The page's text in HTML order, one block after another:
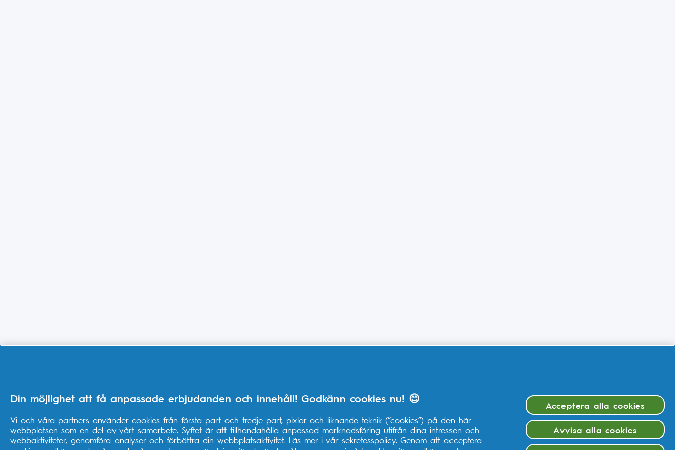
Din möjlighet att få anpassade erbjudanden och innehåll! Godkänn cookies nu! 😊
Vi och våra partners använder cookies från första part och tredje part, pixlar och liknande teknik (”cookies”) på den här
webbplatsen som en del av vårt samarbete. Syftet är att tillhandahålla anpassad marknadsföring utifrån dina intressen och
webbaktiviteter, genomföra analyser och förbättra din webbplatsaktivitet. Läs mer i vår sekretesspolicy. Genom att acceptera
Acceptera alla cookies
Avvisa alla cookies